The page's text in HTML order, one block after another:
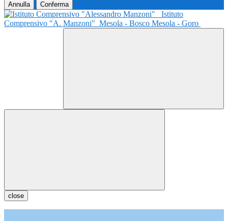
Annulla Conferma
Istituto
Comprensivo "A. Manzoni" Mesola - Bosco Mesola - Goro
close